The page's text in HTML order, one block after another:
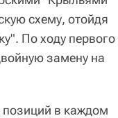
схему, отойдя
По ходу первого
замену на
позиций в каждом